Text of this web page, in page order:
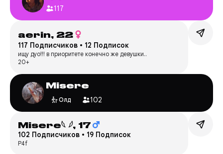
117
aerin, 22
117 Подписчиков • 12 Подписок
ищу дуо!!! в приоритете конечно же девушки..
20+
Misere
Олд 102
Misere𓆩 𓆪, 17
102 Подписчиков • 19 Подписок
P4f